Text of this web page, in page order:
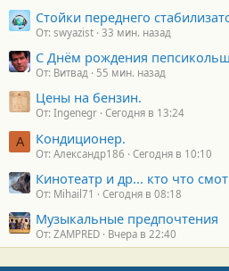
Стойки переднего
От: swyazist 33 мин. назад
С Днём рождения
От: Витвад 55 мин. назад
Цены на бензин.
От: Ingenegr Сегодня в 13:24
А Кондиционер.
От: Александр186 Сегодня в 10:10
Кинотеатр и др... кто что
От: Mihail71 Сегодня в 08:18
Музыкальные предпочтения
От: ZAMPRED Вчера в 22:40